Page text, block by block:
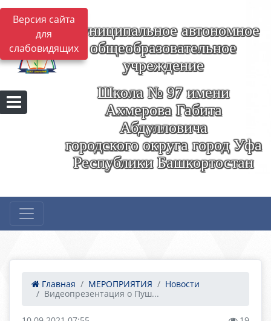
Версия сайта
для
слабовидящих
Муниципальное автономное
общеобразовательное
учреждение
Школа № 97 имени
Ахмерова Габита
Абдулловича
городского округа город Уфа
Республики Башкортостан
Главная МЕРОПРИЯТИЯ
Новости
Видеопрезентация о Пуш...